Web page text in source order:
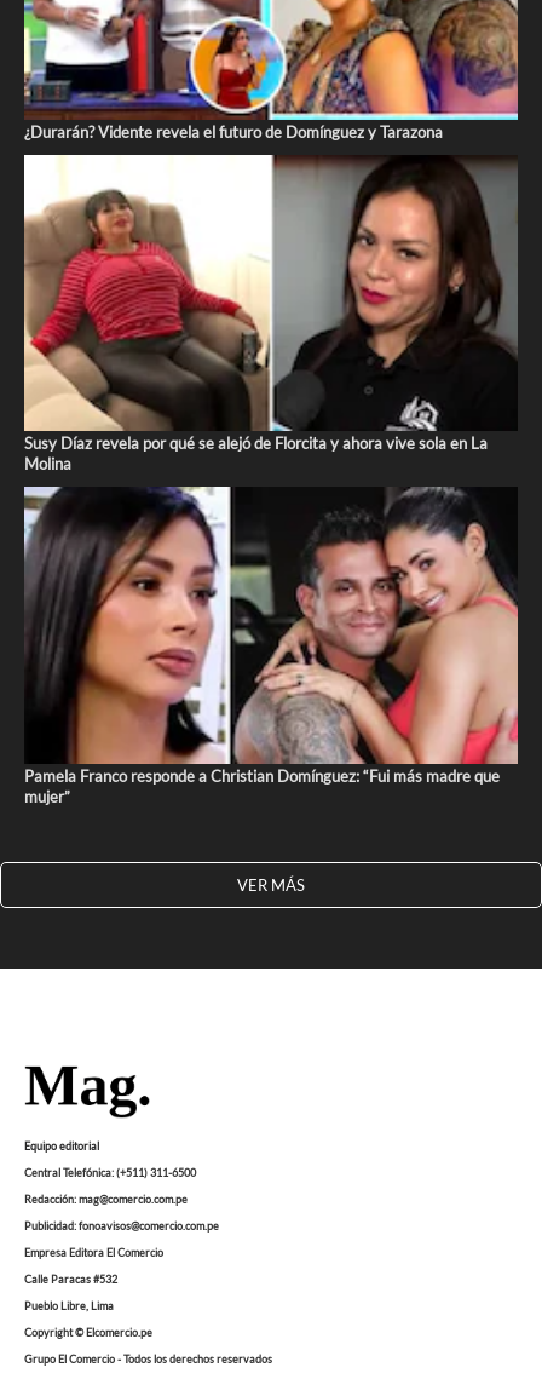
¿Durarán? Vidente revela el futuro de Domínguez y Tarazona
Susy Díaz revela por qué se alejó de Florcita y ahora vive sola en La
Molina
Pamela Franco responde a Christian Domínguez: “Fui más madre que
mujer”
VER MÁS
Equipo editorial
Central Telefónica: (+511) 311-6500
Redacción: mag@comercio.com.pe
Publicidad: fonoavisos@comercio.com.pe
Empresa Editora El Comercio
Calle Paracas #532
Pueblo Libre, Lima
Copyright © Elcomercio.pe
Grupo El Comercio - Todos los derechos reservados